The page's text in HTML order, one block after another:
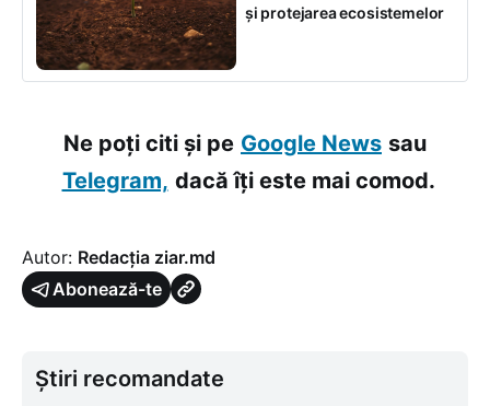
și protejarea ecosistemelor
Ne poți citi și pe Google News sau
Telegram, dacă îți este mai comod.
Autor: Redacția ziar.md
Abonează-te
Știri recomandate